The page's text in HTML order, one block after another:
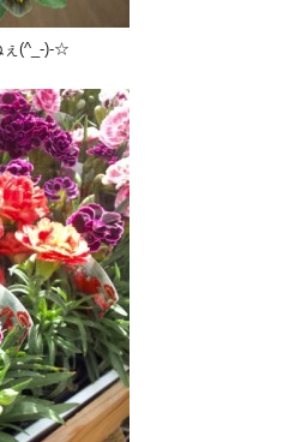
ぇ(^_-)-☆